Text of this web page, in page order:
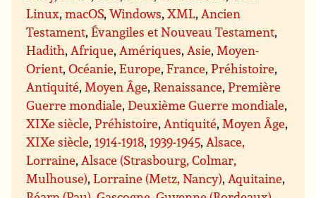
Linux,macOS,Windows,XML, Ancien
Testament,Évangiles et Nouveau Testament,
Hadith, Afrique, Amériques, Asie, Moyen-
Orient,Océanie,Europe,France,Préhistoire,
Antiquité, Moyen Âge,Renaissance,Première
Guerre mondiale,Deuxième Guerre mondiale,
XIXe siècle,Préhistoire, Antiquité, Moyen Âge,
XIXe siècle,1914-1918,1939-1945, Alsace,
Lorraine, Alsace (Strasbourg, Colmar,
Mulhouse),Lorraine (Metz, Nancy), Aquitaine,